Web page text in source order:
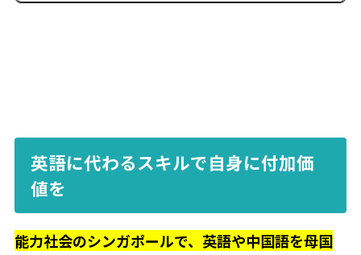
英語に代わるスキルで自身に付加価
値を
能力社会のシンガポールで、英語や中国語を母国